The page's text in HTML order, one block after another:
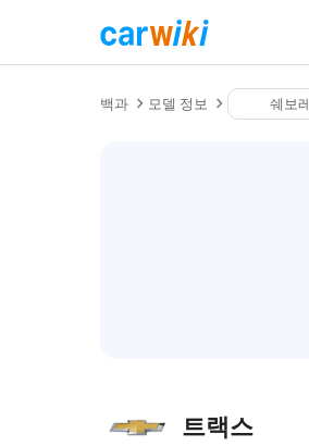
백과 모델 정보 쉐보레
트랙스